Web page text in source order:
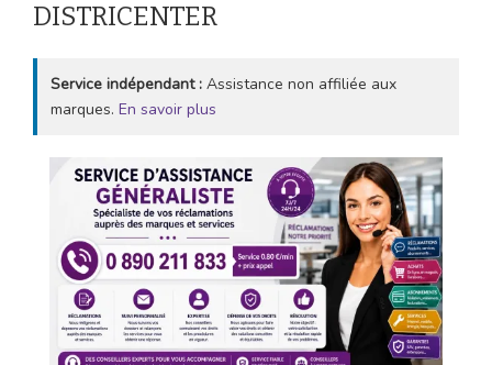
DISTRICENTER
Service indépendant : Assistance non affiliée aux
marques. En savoir plus